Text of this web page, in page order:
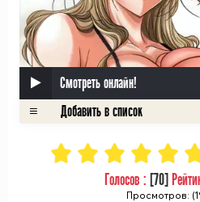
Смотреть онлайн!
Голосов : [70]
Просмотров: